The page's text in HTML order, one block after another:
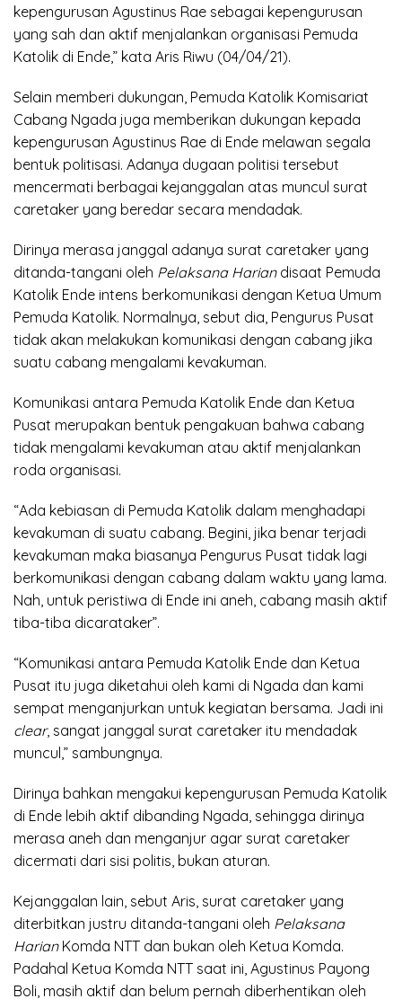
kepengurusan Agustinus Rae sebagai kepengurusan
yang sah dan aktif menjalankan organisasi Pemuda
Katolik di Ende,” kata Aris Riwu (04/04/21).
Selain memberi dukungan, Pemuda Katolik Komisariat
Cabang Ngada juga memberikan dukungan kepada
kepengurusan Agustinus Rae di Ende melawan segala
bentuk politisasi. Adanya dugaan politisi tersebut
mencermati berbagai kejanggalan atas muncul surat
caretaker yang beredar secara mendadak.
Dirinya merasa janggal adanya surat caretaker yang
ditanda-tangani oleh Pelaksana Hariandisaat Pemuda
Katolik Ende intens berkomunikasi dengan Ketua Umum
Pemuda Katolik. Normalnya, sebut dia, Pengurus Pusat
tidak akan melakukan komunikasi dengan cabang jika
suatu cabang mengalami kevakuman.
Komunikasi antara Pemuda Katolik Ende dan Ketua
Pusat merupakan bentuk pengakuan bahwa cabang
tidak mengalami kevakuman atau aktif menjalankan
roda organisasi.
“Ada kebiasan di Pemuda Katolik dalam menghadapi
kevakuman di suatu cabang. Begini, jika benar terjadi
kevakuman maka biasanya Pengurus Pusat tidak lagi
berkomunikasi dengan cabang dalam waktu yang lama.
Nah, untuk peristiwa di Ende ini aneh, cabang masih aktif
tiba-tiba dicarataker”.
“Komunikasi antara Pemuda Katolik Ende dan Ketua
Pusat itu juga diketahui oleh kami di Ngada dan kami
sempat menganjurkan untuk kegiatan bersama. Jadi ini
clear, sangat janggal surat caretaker itu mendadak
muncul,” sambungnya.
Dirinya bahkan mengakui kepengurusan Pemuda Katolik
di Ende lebih aktif dibanding Ngada, sehingga dirinya
merasa aneh dan menganjur agar surat caretaker
dicermati dari sisi politis, bukan aturan.
Kejanggalan lain, sebut Aris, surat caretaker yang
diterbitkan justru ditanda-tangani oleh Pelaksana
HarianKomda NTT dan bukan oleh Ketua Komda.
Padahal Ketua Komda NTT saat ini, Agustinus Payong
Boli, masih aktif dan belum pernah diberhentikan oleh